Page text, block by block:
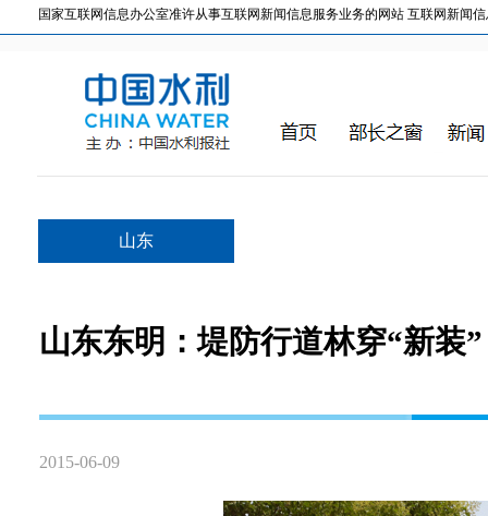
国家互联网信息办公室准许从事互联网新闻信息服务业务的网站 互联网新闻信
山东
山东东明：堤防行道林穿“新装”
2015-06-09